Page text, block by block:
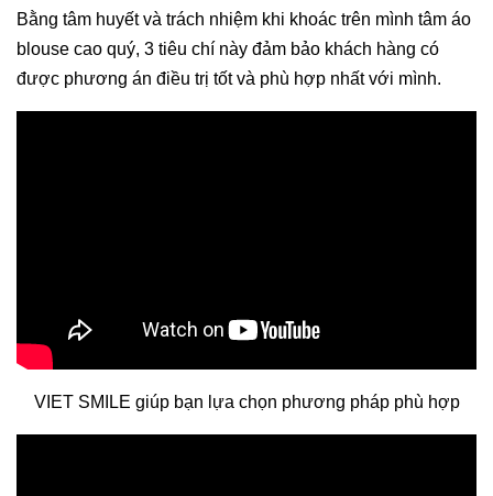
Bằng tâm huyết và trách nhiệm khi khoác trên mình tâm áo
blouse cao quý, 3 tiêu chí này đảm bảo khách hàng có
được phương án điều trị tốt và phù hợp nhất với mình.
VIET SMILE giúp bạn lựa chọn phương pháp phù hợp